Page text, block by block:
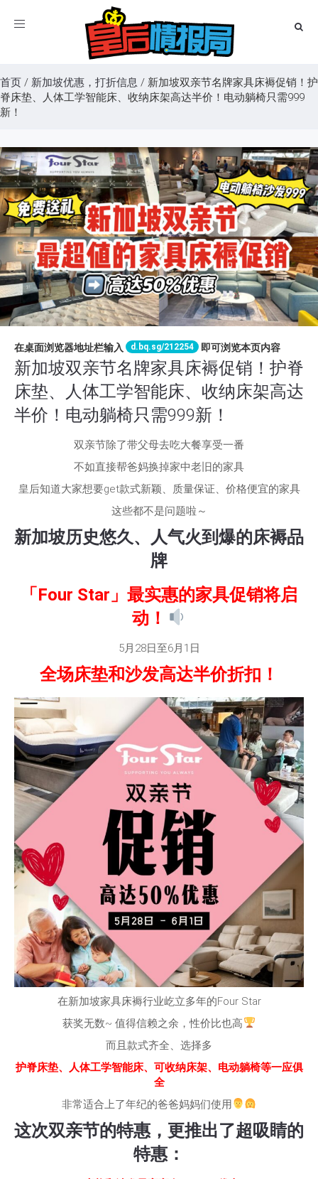
Toggle
首页 / 新加坡优惠，打折信息 / 新加坡双亲节名牌家具床褥促销！护
脊床垫、人体工学智能床、收纳床架高达半价！电动躺椅只需999
新！
在桌面浏览器地址栏输入 d.bq.sg/212254 即可浏览本页内容
新加坡双亲节名牌家具床褥促销！护脊
床垫、人体工学智能床、收纳床架高达
半价！电动躺椅只需999新！
双亲节除了带父母去吃大餐享受一番
不如直接帮爸妈换掉家中老旧的家具
皇后知道大家想要get款式新颖、质量保证、价格便宜的家具
这些都不是问题啦～
新加坡历史悠久、人气火到爆的床褥品
牌
「Four Star」最实惠的家具促销将启
动！
5月28日至6月1日
全场床垫和沙发高达半价折扣！
在新加坡家具床褥行业屹立多年的Four Star
获奖无数~ 值得信赖之余，性价比也高
而且款式齐全、选择多
护脊床垫、人体工学智能床、可收纳床架、电动躺椅等一应俱
全
非常适合上了年纪的爸爸妈妈们使用
这次双亲节的特惠，更推出了超吸睛的
特惠：